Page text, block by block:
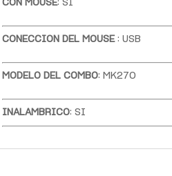
CON MOUSE: SI
CONECCION DEL MOUSE: USB
MODELO DEL COMBO: MK270
INALAMBRICO: SI